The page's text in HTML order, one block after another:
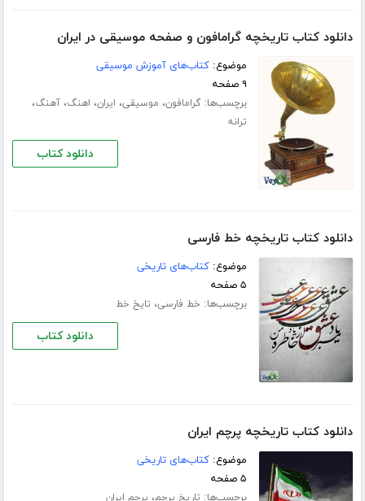
دانلود کتاب تاریخچه گرامافون و صفحه موسیقی در ایران
موضوع:کتاب‌های آموزش موسیقی
۹ صفحه
برچسب‌ها:گرامافون، موسیقی، ایران، اهنگ،آهنگ،
ترانه
دانلود کتاب
دانلود کتاب تاریخچه خط فارسی
موضوع:کتاب‌های تاریخی
۵ صفحه
برچسب‌ها: خط فارسی، تایخ خط
دانلود کتاب
دانلود کتاب تاریخچه پرچم ایران
موضوع:کتاب‌های تاریخی
۵ صفحه
برچسب‌ها: تاریخ پرچم، پرچم ایران